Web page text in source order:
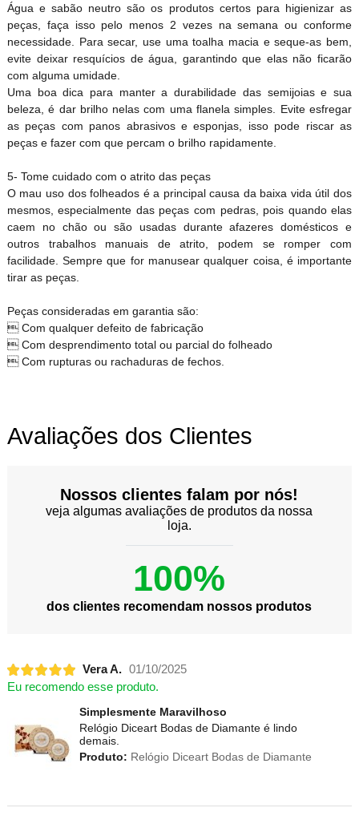
Água e sabão neutro são os produtos certos para higienizar as
peças, faça isso pelo menos 2 vezes na semana ou conforme
necessidade. Para secar, use uma toalha macia e seque-as bem,
evite deixar resquícios de água, garantindo que elas não ficarão
com alguma umidade.
Uma boa dica para manter a durabilidade das semijoias e sua
beleza, é dar brilho nelas com uma flanela simples. Evite esfregar
as peças com panos abrasivos e esponjas, isso pode riscar as
peças e fazer com que percam o brilho rapidamente.
5- Tome cuidado com o atrito das peças
O mau uso dos folheados é a principal causa da baixa vida útil dos
mesmos, especialmente das peças com pedras, pois quando elas
caem no chão ou são usadas durante afazeres domésticos e
outros trabalhos manuais de atrito, podem se romper com
facilidade. Sempre que for manusear qualquer coisa, é importante
tirar as peças.
Peças consideradas em garantia são:
 Com qualquer defeito de fabricação
 Com desprendimento total ou parcial do folheado
 Com rupturas ou rachaduras de fechos.
Avaliações dos Clientes
Nossos clientes falam por nós!
veja algumas avaliações de produtos da nossa
loja.
100%
dos clientes recomendam nossos produtos
Vera A. 01/10/2025
Eu recomendo esse produto.
Simplesmente Maravilhoso
Relógio Diceart Bodas de Diamante é lindo
demais.
Produto: Relógio Diceart Bodas de Diamante